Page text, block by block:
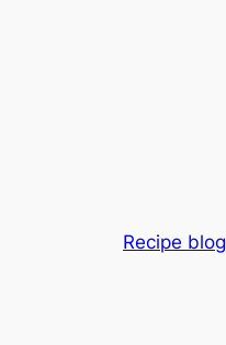
Recipe blog